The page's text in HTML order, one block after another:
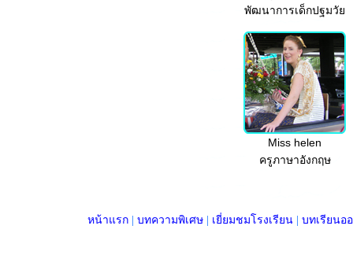
พัฒนาการเด็กปฐมวัย
Miss helen
ครูภาษาอังกฤษ
หน้าแรก| บทความพิเศษ| เยี่ยมชมโรงเรียน| บทเรียนอ